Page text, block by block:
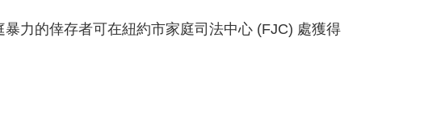
力的倖存者可在紐約市家庭司法中心 (FJC) 處獲得